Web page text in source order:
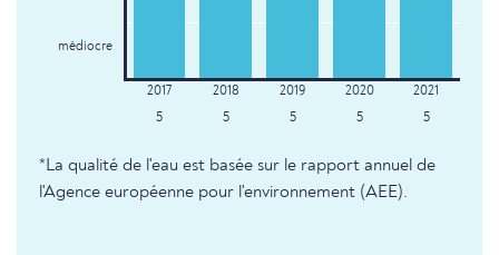
médiocre
5 5 5 5 5
*La qualité de l'eau est basée sur le rapport annuel de
l'Agence européenne pour l'environnement (AEE).